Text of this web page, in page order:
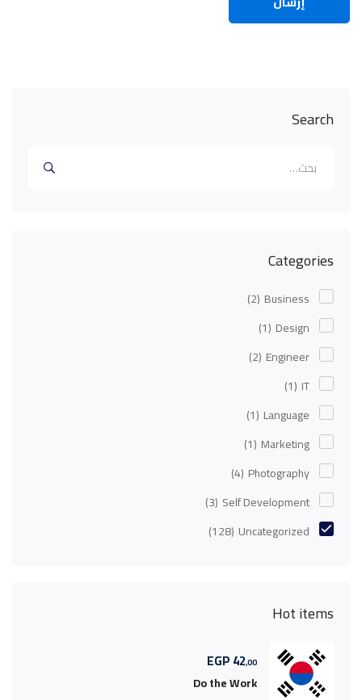
Search
Categories
Business
(2)
Design
(1)
Engineer
(2)
IT
(1)
Language
(1)
Marketing
(1)
Photography
(4)
Self Development
(3)
Uncategorized
(128)
Hot items
42,00
EGP
Do the Work